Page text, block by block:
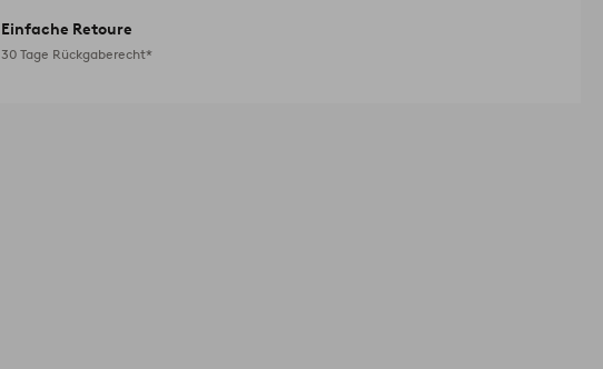
Einfache Retoure
30 Tage Rückgaberecht*